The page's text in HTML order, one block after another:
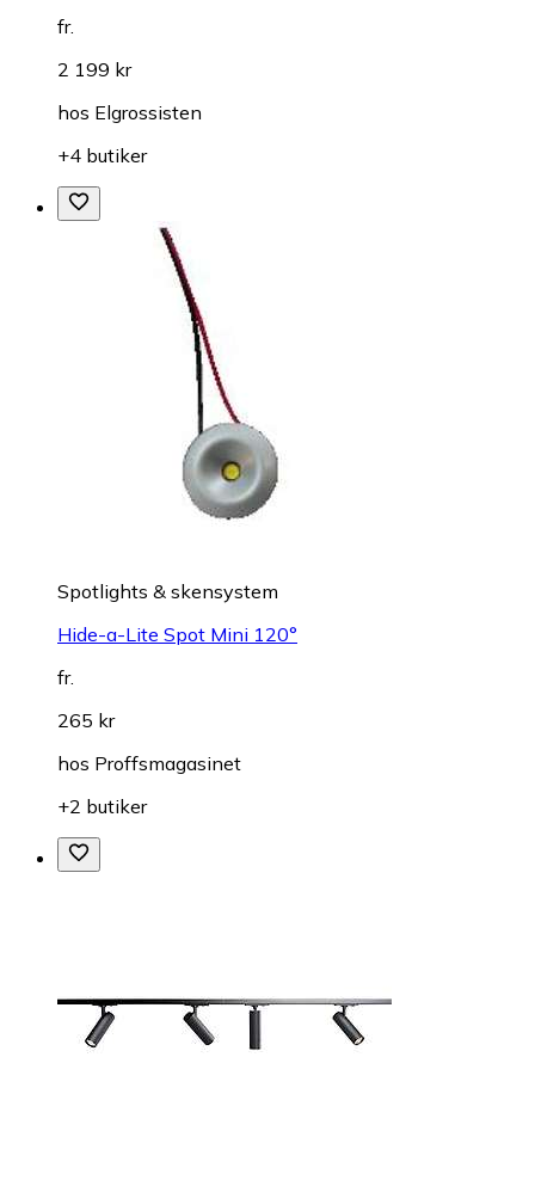
fr.
2 199 kr
hos Elgrossisten
+4 butiker
Spotlights & skensystem
Hide-a-Lite Spot Mini 120°
fr.
265 kr
hos Proffsmagasinet
+2 butiker